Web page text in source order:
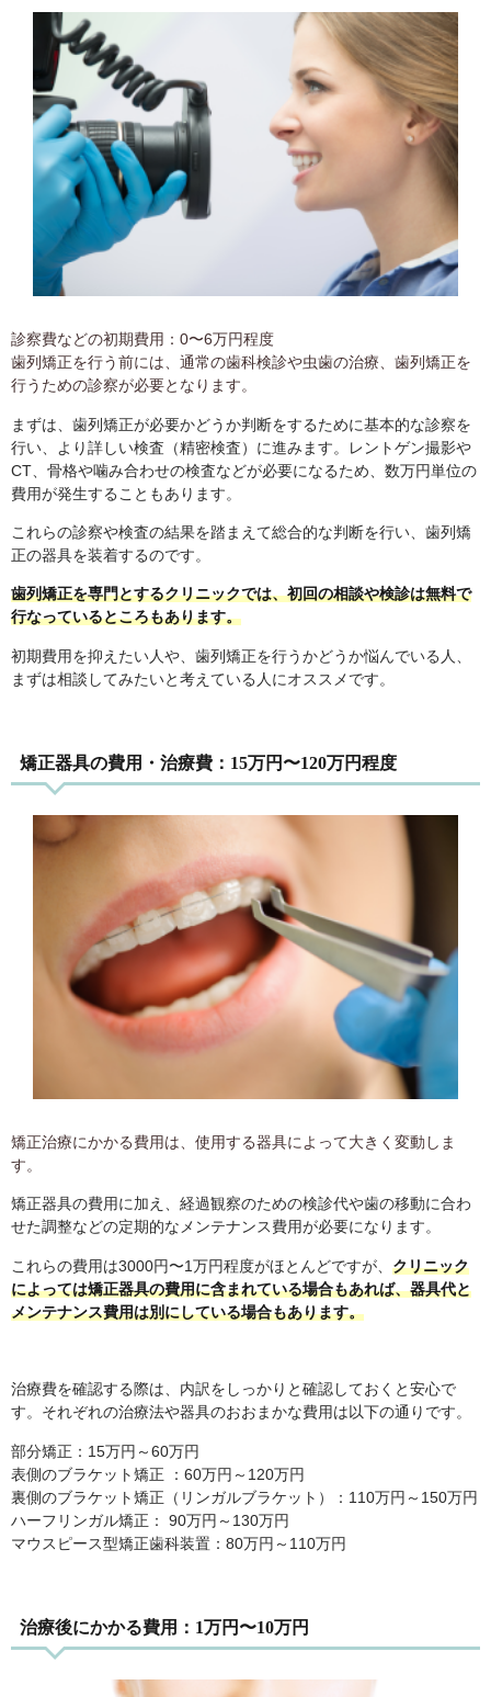
診察費などの初期費用：0〜6万円程度
歯列矯正を行う前には、通常の歯科検診や虫歯の治療、歯列矯正を
行うための診察が必要となります。
まずは、歯列矯正が必要かどうか判断をするために基本的な診察を
行い、より詳しい検査（精密検査）に進みます。レントゲン撮影や
CT、骨格や噛み合わせの検査などが必要になるため、数万円単位の
費用が発生することもあります。
これらの診察や検査の結果を踏まえて総合的な判断を行い、歯列矯
正の器具を装着するのです。
歯列矯正を専門とするクリニックでは、初回の相談や検診は無料で
行なっているところもあります。
初期費用を抑えたい人や、歯列矯正を行うかどうか悩んでいる人、
まずは相談してみたいと考えている人にオススメです。
矯正器具の費用・治療費：15万円〜120万円程度
矯正治療にかかる費用は、使用する器具によって大きく変動しま
す。
矯正器具の費用に加え、経過観察のための検診代や歯の移動に合わ
せた調整などの定期的なメンテナンス費用が必要になります。
これらの費用は3000円〜1万円程度がほとんどですが、 クリニック
によっては矯正器具の費用に含まれている場合もあれば、器具代と
メンテナンス費用は別にしている場合もあります。
治療費を確認する際は、内訳をしっかりと確認しておくと安心で
す。それぞれの治療法や器具のおおまかな費用は以下の通りです。
部分矯正：15万円～60万円
表側のブラケット矯正 ：60万円～120万円
裏側のブラケット矯正（リンガルブラケット）：110万円～150万円
ハーフリンガル矯正： 90万円～130万円
マウスピース型矯正歯科装置：80万円～110万円
治療後にかかる費用：1万円〜10万円